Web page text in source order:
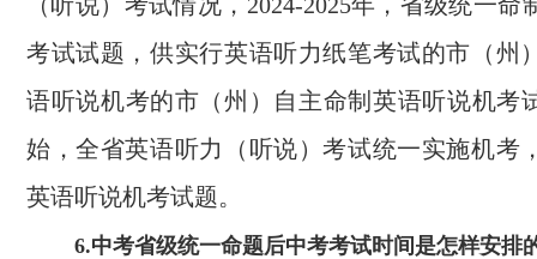
考试试题，供实行英语听力纸笔考试的市（州
语听说机考的市（州）自主命制英语听说机考
始，全省英语听力（听说）考试统一实施机考
英语听说机考试题。
6.中考省级统一命题后中考考试时间是怎样安排